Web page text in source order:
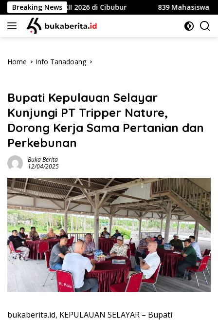
Skip
to
content
Breaking News
XII 2026 di Cibubur 839 Mahasiswa Universitas
Home Info Tanadoang
Bupati Kepulauan Selayar
Kunjungi PT Tripper Nature,
Dorong Kerja Sama Pertanian dan
Perkebunan
Buka Berita
12/04/2025
bukaberita.id, KEPULAUAN SELAYAR – Bupati